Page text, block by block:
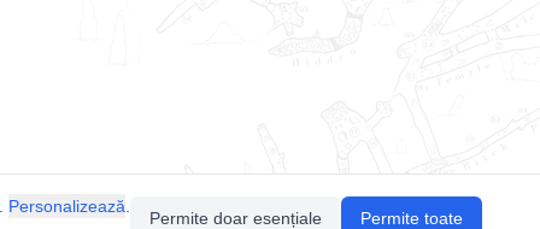
Personalizează
Permite doar esențiale Permite toate